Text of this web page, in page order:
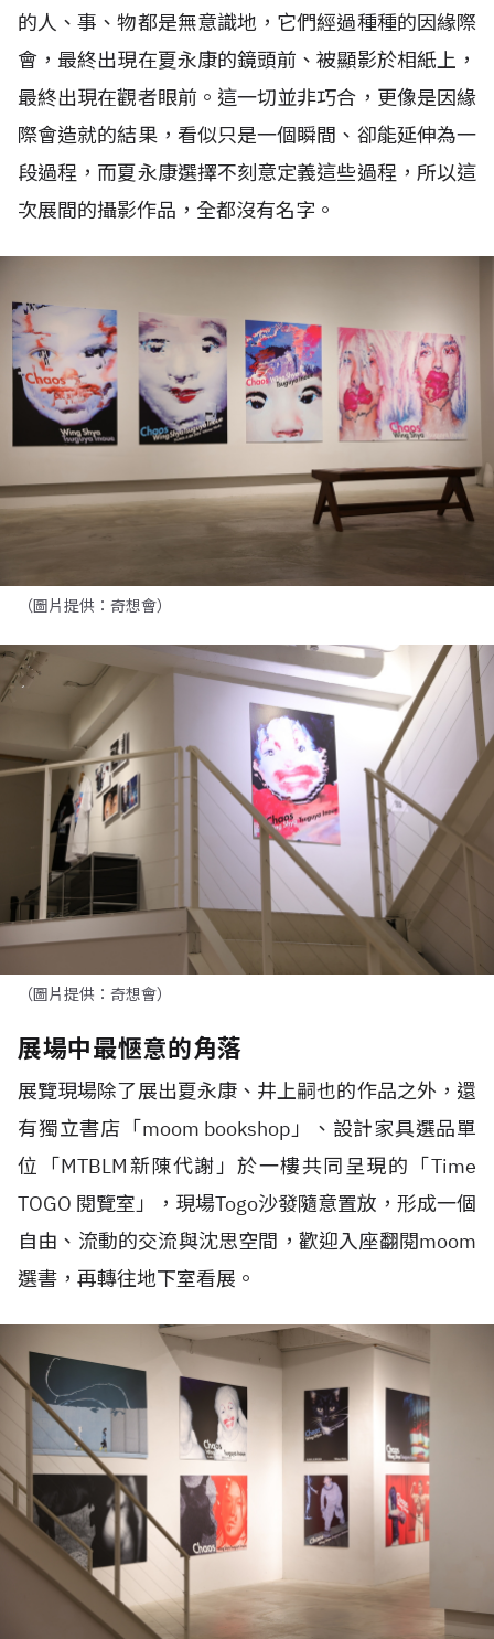
的人、事、物都是無意識地，它們經過種種的因緣際
會，最終出現在夏永康的鏡頭前、被顯影於相紙上，
最終出現在觀者眼前。這一切並非巧合，更像是因緣
際會造就的結果，看似只是一個瞬間、卻能延伸為一
段過程，而夏永康選擇不刻意定義這些過程，所以這
次展間的攝影作品，全都沒有名字。
（圖片提供：奇想會）
（圖片提供：奇想會）
展場中最愜意的角落
展覽現場除了展出夏永康、井上嗣也的作品之外，還
有獨立書店「moom bookshop」
、設計家具選品單
位「MTBLM新陳代謝」於一樓共同呈現的「Time
TOGO 閱覽室」，現場Togo沙發隨意置放，形成一個
自由、流動的交流與沈思空間，歡迎入座翻閱moom
選書，再轉往地下室看展。